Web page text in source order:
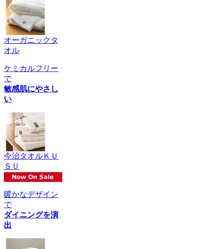
オーガニックタ
オル
ケミカルフリー
で
敏感肌にやさし
い
今治タオルＫＵ
ＳＵ
暖かなデザイン
で
ダイニングを演
出